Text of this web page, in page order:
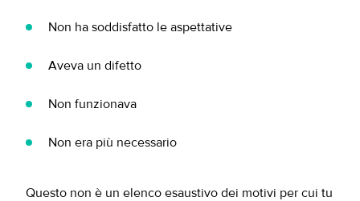
Non ha soddisfatto le aspettative
Aveva un difetto
Non funzionava
Non era più necessario
Questo non è un elenco esaustivo dei motivi per cui tu